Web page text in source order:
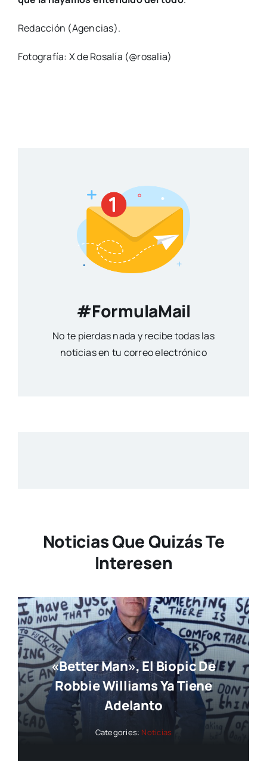
Redacción (Agencias).
Fotografía: X de Rosalía (@rosalia)
#FormulaMail
No te pierdas nada y recibe todas las
noticias en tu correo electrónico
Noticias Que Quizás Te
Interesen
«Better Man», El Biopic De
Robbie Williams Ya Tiene
Adelanto
Categories: Noticias